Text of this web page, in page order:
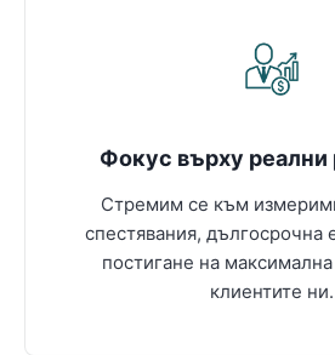
Фокус върху реални
Стремим се към
спестявания, дългосрочна
постигане на
клиентите ни.